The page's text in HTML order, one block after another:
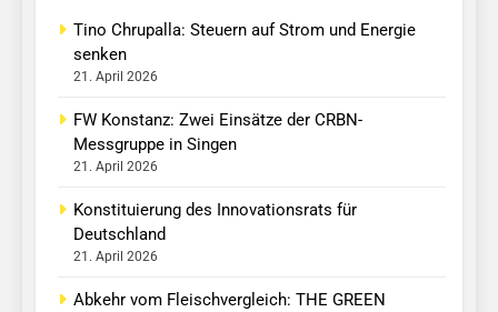
Tino Chrupalla: Steuern auf Strom und Energie
senken
21. April 2026
FW Konstanz: Zwei Einsätze der CRBN-
Messgruppe in Singen
21. April 2026
Konstituierung des Innovationsrats für
Deutschland
21. April 2026
Abkehr vom Fleischvergleich: THE GREEN